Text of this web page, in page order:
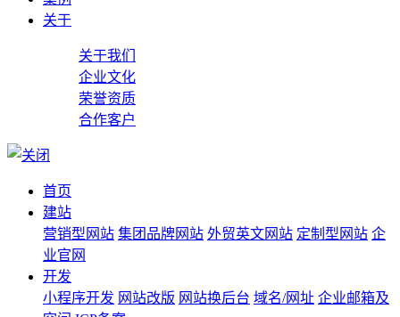
关于
关于我们
企业文化
荣誉资质
合作客户
首页
建站
营销型网站 集团品牌网站 外贸英文网站 定制型网站 企
业官网
开发
小程序开发 网站改版 网站换后台 域名/网址 企业邮箱及